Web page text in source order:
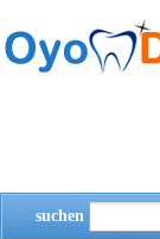
suchen